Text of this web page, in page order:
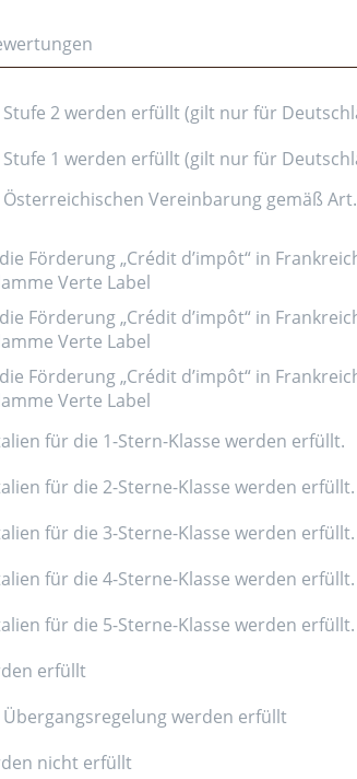
2 werden erfüllt (gilt nur für
1 werden erfüllt (gilt nur für
Vereinbarung gemäß
Förderung „Crédit d’impôt“ in
Verte Label
Förderung „Crédit d’impôt“ in
Verte Label
Förderung „Crédit d’impôt“ in
Verte Label
für die 1-Stern-Klasse werden erfüllt.
für die 2-Sterne-Klasse werden erfüllt.
für die 3-Sterne-Klasse werden erfüllt.
für die 4-Sterne-Klasse werden erfüllt.
für die 5-Sterne-Klasse werden erfüllt.
erfüllt
werden erfüllt
nicht erfüllt